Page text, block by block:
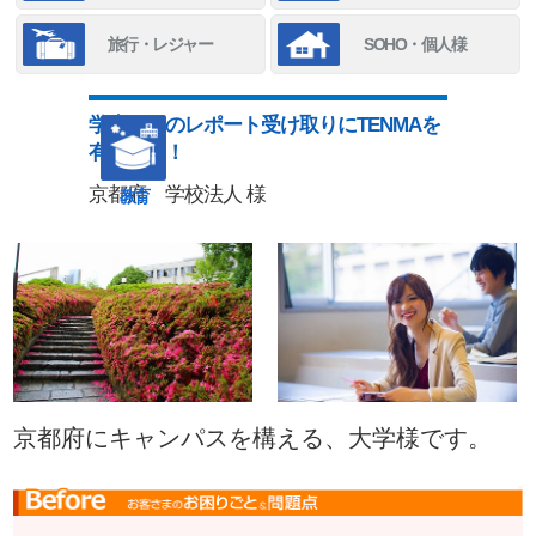
旅行・レジャー SOHO・個人様
教育
学生からのレポート受け取りにTENMAを
有効活用！
京都府 学校法人 様
京都府にキャンパスを構える、大学様です。